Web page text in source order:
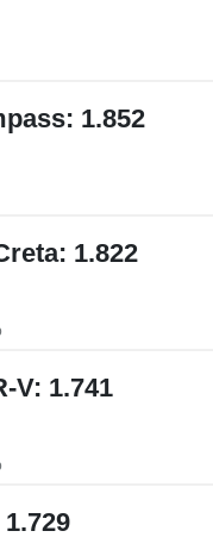
1.852
1.822
V: 1.741